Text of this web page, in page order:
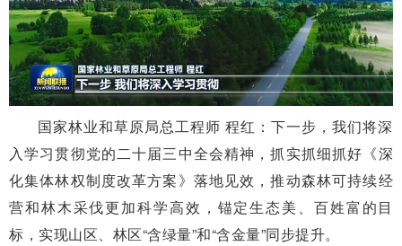
国家林业和草原局总工程师 程红：下一步，我们将深
入学习贯彻党的二十届三中全会精神，抓实抓细抓好《深
化集体林权制度改革方案》落地见效，推动森林可持续经
营和林木采伐更加科学高效，锚定生态美、百姓富的目
标，实现山区、林区“含绿量”和“含金量”同步提升。